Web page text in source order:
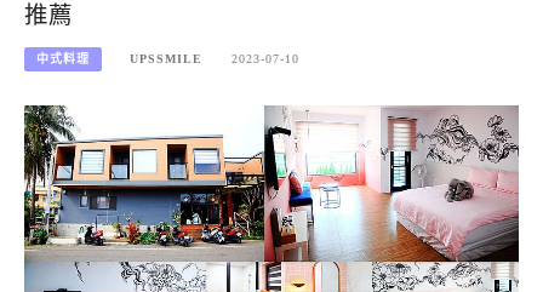
推薦
中式料理 UPSSMILE 2023-07-10